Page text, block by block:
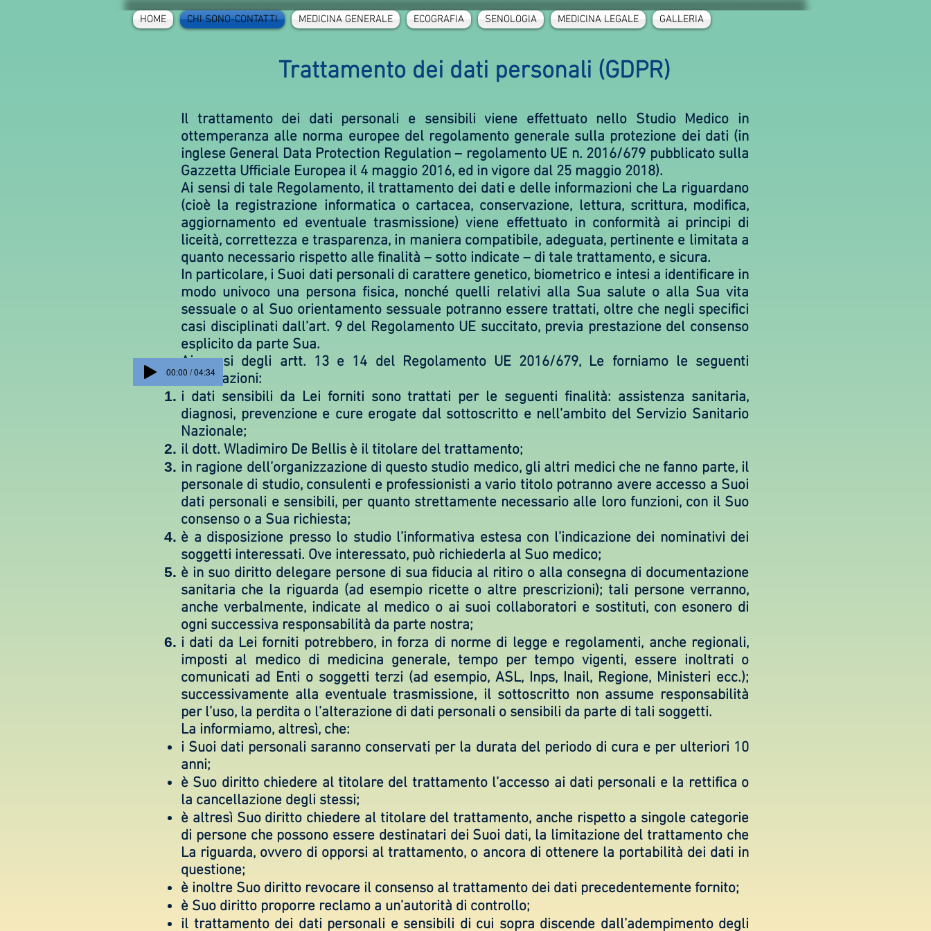
HOME CHI SONO-CONTATTI MEDICINA GENERALE ECOGRAFIA SENOLOGIA MEDICINA LEGALE GALLERIA
Trattamento dei dati personali (GDPR)
Il trattamento dei dati personali e sensibili viene effettuato nello Studio Medico in
ottemperanza alle norma europee del regolamento generale sulla protezione dei dati (in
inglese General Data Protection Regulation – regolamento UE n. 2016/679 pubblicato sulla
Gazzetta Ufficiale Europea il 4 maggio 2016, ed in vigore dal 25 maggio 2018).
Ai sensi di tale Regolamento, il trattamento dei dati e delle informazioni che La riguardano
(cioè la registrazione informatica o cartacea, conservazione, lettura, scrittura, modifica,
aggiornamento ed eventuale trasmissione) viene effettuato in conformità ai principi di
liceità, correttezza e trasparenza, in maniera compatibile, adeguata, pertinente e limitata a
quanto necessario rispetto alle finalità – sotto indicate – di tale trattamento, e sicura.
In particolare, i Suoi dati personali di carattere genetico, biometrico e intesi a identificare in
modo univoco una persona fisica, nonché quelli relativi alla Sua salute o alla Sua vita
sessuale o al Suo orientamento sessuale potranno essere trattati, oltre che negli specifici
casi disciplinati dall’art. 9 del Regolamento UE succitato, previa prestazione del consenso
esplicito da parte Sua.
Ai sensi degli artt. 13 e 14 del Regolamento UE 2016/679, Le forniamo le seguenti
informazioni:
i dati sensibili da Lei forniti sono trattati per le seguenti finalità: assistenza sanitaria,
diagnosi, prevenzione e cure erogate dal sottoscritto e nell’ambito del Servizio Sanitario
Nazionale;
il dott. Wladimiro De Bellis è il titolare del trattamento;
in ragione dell’organizzazione di questo studio medico, gli altri medici che ne fanno parte, il
personale di studio, consulenti e professionisti a vario titolo potranno avere accesso a Suoi
dati personali e sensibili, per quanto strettamente necessario alle loro funzioni, con il Suo
consenso o a Sua richiesta;
è a disposizione presso lo studio l’informativa estesa con l’indicazione dei nominativi dei
soggetti interessati. Ove interessato, può richiederla al Suo medico;
è in suo diritto delegare persone di sua fiducia al ritiro o alla consegna di documentazione
sanitaria che la riguarda (ad esempio ricette o altre prescrizioni); tali persone verranno,
anche verbalmente, indicate al medico o ai suoi collaboratori e sostituti, con esonero di
ogni successiva responsabilità da parte nostra;
i dati da Lei forniti potrebbero, in forza di norme di legge e regolamenti, anche regionali,
imposti al medico di medicina generale, tempo per tempo vigenti, essere inoltrati o
comunicati ad Enti o soggetti terzi (ad esempio, ASL, Inps, Inail, Regione, Ministeri ecc.);
successivamente alla eventuale trasmissione, il sottoscritto non assume responsabilità
per l’uso, la perdita o l’alterazione di dati personali o sensibili da parte di tali soggetti.
La informiamo, altresì, che:
i Suoi dati personali saranno conservati per la durata del periodo di cura e per ulteriori 10
anni;
è Suo diritto chiedere al titolare del trattamento l’accesso ai dati personali e la rettifica o
la cancellazione degli stessi;
è altresì Suo diritto chiedere al titolare del trattamento, anche rispetto a singole categorie
di persone che possono essere destinatari dei Suoi dati, la limitazione del trattamento che
La riguarda, ovvero di opporsi al trattamento, o ancora di ottenere la portabilità dei dati in
questione;
è inoltre Suo diritto revocare il consenso al trattamento dei dati precedentemente fornito;
è Suo diritto proporre reclamo a un’autorità di controllo;
il trattamento dei dati personali e sensibili di cui sopra discende dall’adempimento degli
00:00 / 04:34